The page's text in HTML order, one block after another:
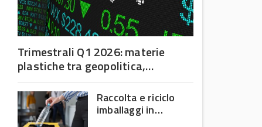
Trimestrali Q1 2026: materie
plastiche tra geopolitica,
domanda debole e corsa
all’efficienza Raccolta e riciclo
imballaggi in